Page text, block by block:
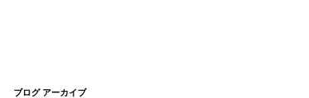
ブログ アーカイブ